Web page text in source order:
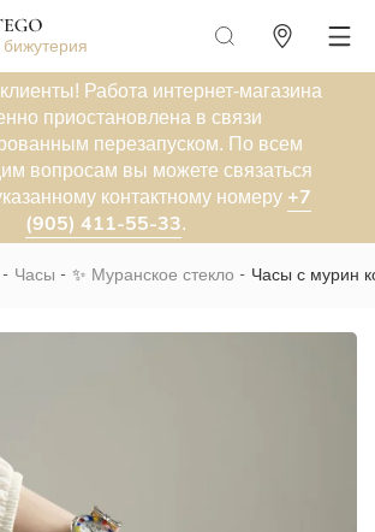
Работа интернет-магазина
приостановлена в связи
перезапуском. По всем
вопросам вы можете связаться
контактному номеру +7
(905) 411-55-33.
Часы ✨ Муранское стекло Часы с мурин